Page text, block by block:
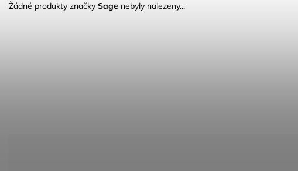
Žádné produkty značky Sage nebyly nalezeny...